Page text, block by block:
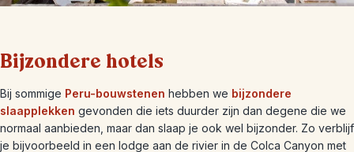
Bijzondere hotels
Bij sommige Peru-bouwstenen hebben we bijzondere
slaapplekken gevonden die iets duurder zijn dan degene die we
normaal aanbieden, maar dan slaap je ook wel bijzonder. Zo verblijf
je bijvoorbeeld in een lodge aan de rivier in de Colca Canyon met